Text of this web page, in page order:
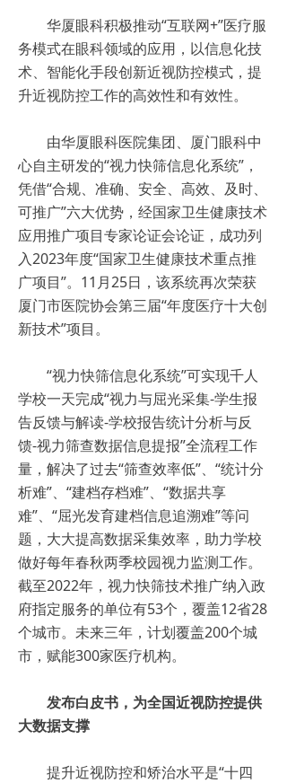
华厦眼科积极推动“互联网+”医疗服
务模式在眼科领域的应用，以信息化技
术、智能化手段创新近视防控模式，提
升近视防控工作的高效性和有效性。
由华厦眼科医院集团、厦门眼科中
心自主研发的“视力快筛信息化系统”，
凭借“合规、准确、安全、高效、及时、
可推广”六大优势，经国家卫生健康技术
应用推广项目专家论证会论证，成功列
入2023年度“国家卫生健康技术重点推
广项目”。11月25日，该系统再次荣获
厦门市医院协会第三届“年度医疗十大创
新技术”项目。
“视力快筛信息化系统”可实现千人
学校一天完成“视力与屈光采集-学生报
告反馈与解读-学校报告统计分析与反
馈-视力筛查数据信息提报”全流程工作
量，解决了过去“筛查效率低”、“统计分
析难”、“建档存档难”、“数据共享
难”、“屈光发育建档信息追溯难”等问
题，大大提高数据采集效率，助力学校
做好每年春秋两季校园视力监测工作。
截至2022年，视力快筛技术推广纳入政
府指定服务的单位有53个，覆盖12省28
个城市。未来三年，计划覆盖200个城
市，赋能300家医疗机构。
发布白皮书，为全国近视防控提供
大数据支撑
提升近视防控和矫治水平是“十四